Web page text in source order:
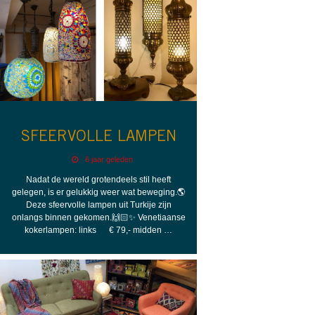
SFEERVOLLE LAMPEN
6 jaar geleden
Nadat de wereld grotendeels stil heeft
gelegen, is er gelukkig weer wat beweging.🌎
Deze sfeervolle lampen uit Turkije zijn
onlangs binnen gekomen.🙌🏻✨ Venetiaanse
kokerlampen: links € 79,- midden …